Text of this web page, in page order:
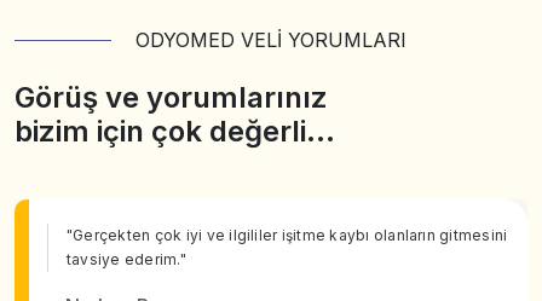
ODYOMED VELİ YORUMLARI
Görüş ve yorumlarınız
bizim için çok değerli…
"Gerçekten çok iyi ve ilgililer işitme kaybı olanların gitmesini
tavsiye ederim."